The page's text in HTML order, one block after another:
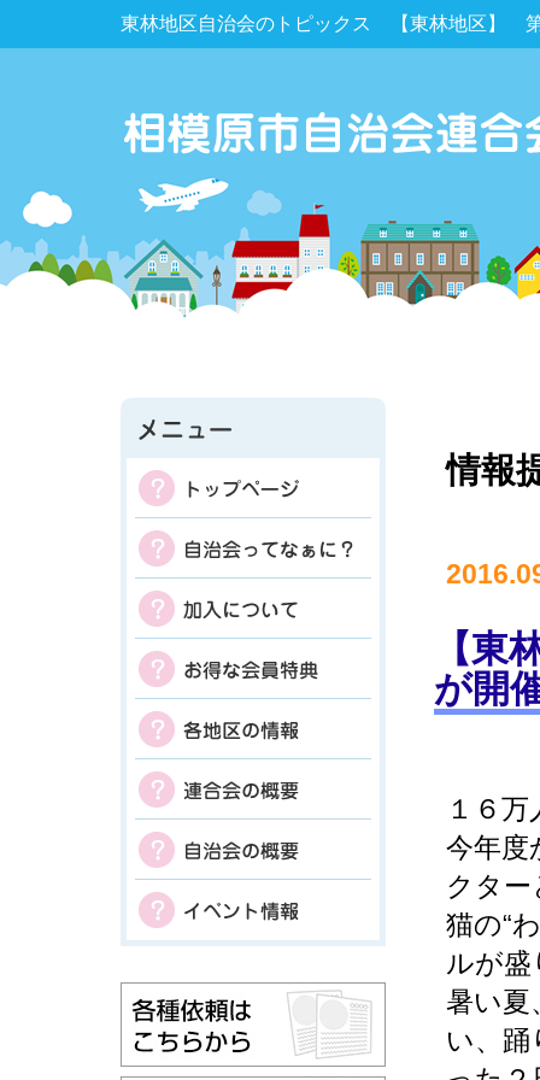
東林地区自治会のトピックス 【東林地区】
情報
【
が開
１６
今年度
クタ
猫の“
ルが
暑い夏
い、踊